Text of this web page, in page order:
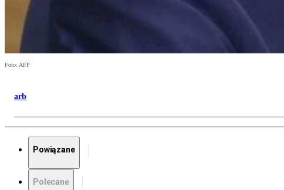
Foto: AFP
arb
Powiązane
Polecane